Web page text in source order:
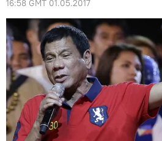
16:58 GMT 01.05.2017